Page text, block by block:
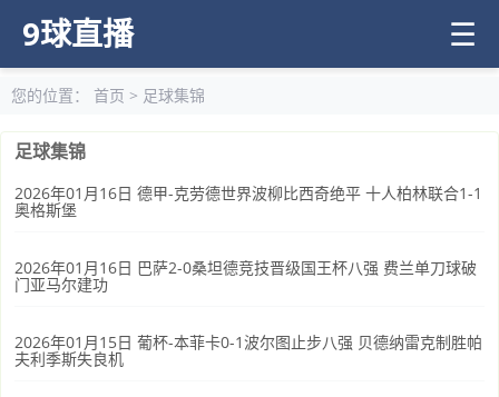
9球直播 ☰
您的位置： 首页 > 足球集锦
足球集锦
2026年01月16日 德甲-克劳德世界波柳比西奇绝平 十人柏林联合1-1
奥格斯堡
2026年01月16日 巴萨2-0桑坦德竞技晋级国王杯八强 费兰单刀球破
门亚马尔建功
2026年01月15日 葡杯-本菲卡0-1波尔图止步八强 贝德纳雷克制胜帕
夫利季斯失良机